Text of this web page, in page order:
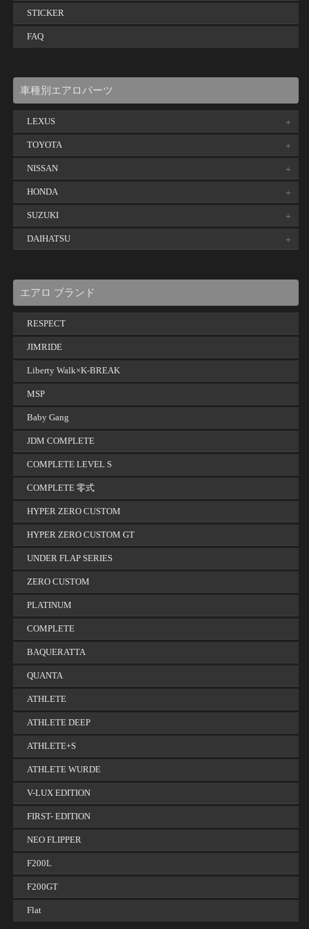
STICKER
FAQ
車種別エアロパーツ
LEXUS
TOYOTA
NISSAN
HONDA
SUZUKI
DAIHATSU
エアロ ブランド
RESPECT
JIMRIDE
Liberty Walk×K-BREAK
MSP
Baby Gang
JDM COMPLETE
COMPLETE LEVEL S
COMPLETE 零式
HYPER ZERO CUSTOM
HYPER ZERO CUSTOM GT
UNDER FLAP SERIES
ZERO CUSTOM
PLATINUM
COMPLETE
BAQUERATTA
QUANTA
ATHLETE
ATHLETE DEEP
ATHLETE+S
ATHLETE WURDE
V-LUX EDITION
FIRST- EDITION
NEO FLIPPER
F200L
F200GT
Flat